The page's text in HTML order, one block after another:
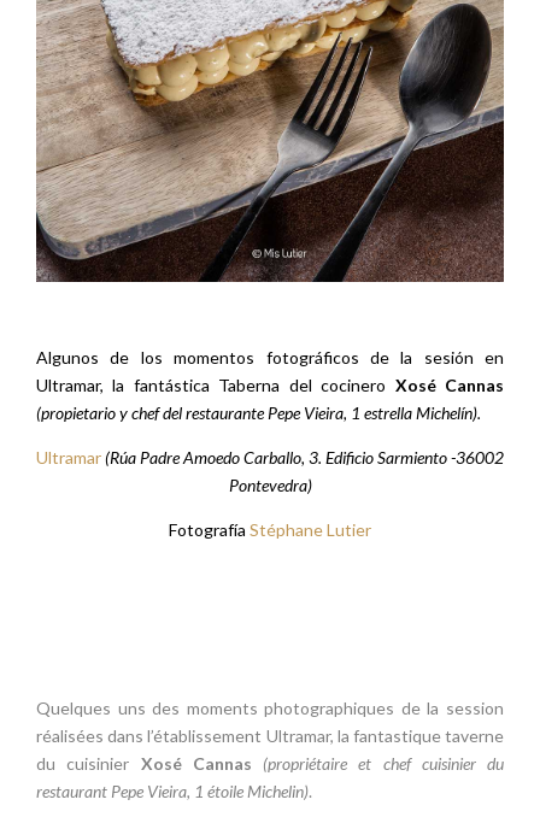
Algunos de los momentos fotográficos de la sesión en
Ultramar, la fantástica Taberna del cocinero Xosé Cannas
(propietario y chef del restaurante Pepe Vieira, 1 estrella Michelín).
Ultramar(Rúa Padre Amoedo Carballo, 3. Edificio Sarmiento -36002
Pontevedra)
Fotografía Stéphane Lutier
Quelques uns des moments photographiques de la session
réalisées dans l’établissement Ultramar, la fantastique taverne
du cuisinier Xosé Cannas
(propriétaire et chef cuisinier du
restaurant Pepe Vieira, 1 étoile Michelin).